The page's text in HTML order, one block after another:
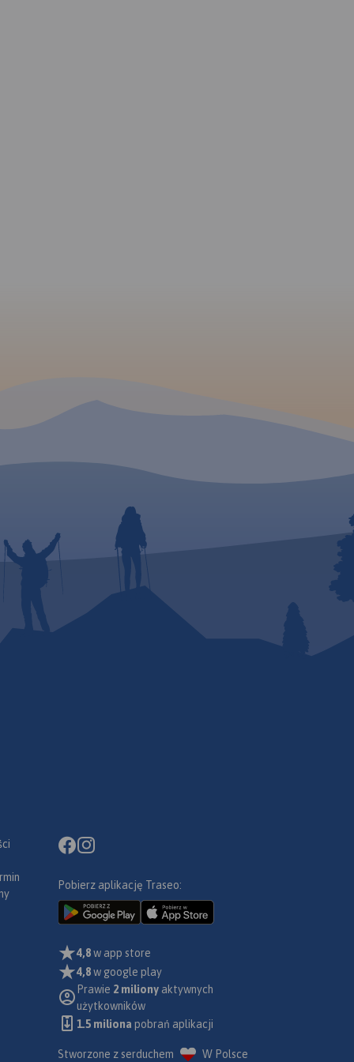
Pobierz aplikację Traseo:
4,8w app store
4,8w google play
Prawie 2 miliony aktywnych
użytkowników
1.5 miliona pobrań aplikacji
Stworzone z serduchem W Polsce